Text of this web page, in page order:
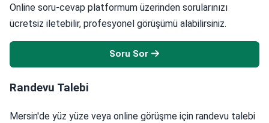
Online soru-cevap platformum üzerinden sorularınızı
ücretsiz iletebilir, profesyonel görüşümü alabilirsiniz.
Soru Sor
Randevu Talebi
Mersin'de yüz yüze veya online görüşme için randevu talebi